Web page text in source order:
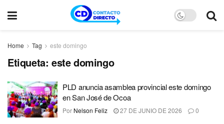
Home Tag este domingo
Etiqueta: este domingo
PLD anuncia asamblea provincial este domingo
en San José de Ocoa
Por Nelson Feliz 27 DE JUNIO DE 2026 0